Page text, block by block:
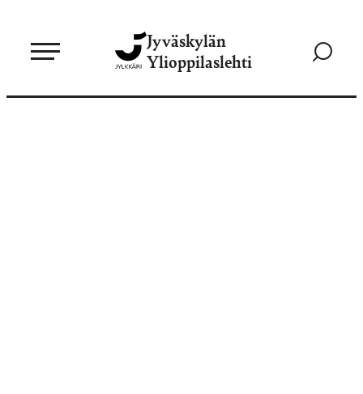
sisältöön
Jyväskylän
Ylioppilaslehti
Siirry